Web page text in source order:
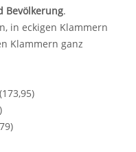
Bevölkerung.
in eckigen Klammern
Klammern ganz